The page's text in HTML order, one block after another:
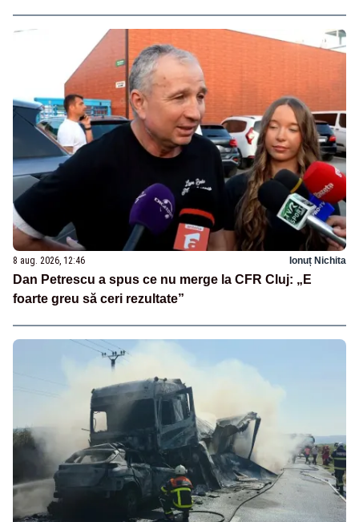
8 aug. 2026, 12:46 Ionuț Nichita
Dan Petrescu a spus ce nu merge la CFR Cluj: „E
foarte greu să ceri rezultate”